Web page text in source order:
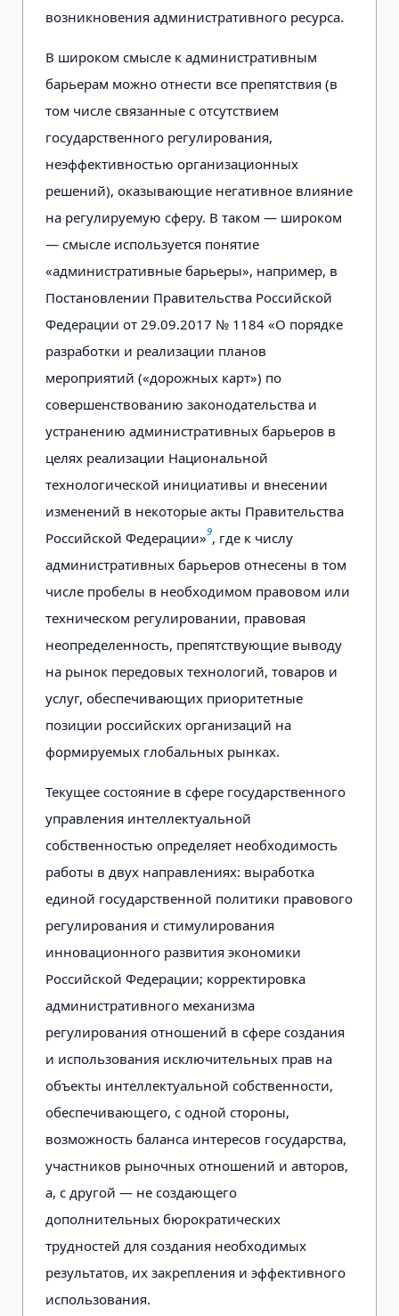
возникновения административного ресурса.
В широком смысле к административным
барьерам можно отнести все препятствия (в
том числе связанные с отсутствием
государственного регулирования,
неэффективностью организационных
решений), оказывающие негативное влияние
на регулируемую сферу. В таком — широком
— смысле используется понятие
«административные барьеры», например, в
Постановлении Правительства Российской
Федерации от 29.09.2017 № 1184 «О порядке
разработки и реализации планов
мероприятий («дорожных карт») по
совершенствованию законодательства и
устранению административных барьеров в
целях реализации Национальной
технологической инициативы и внесении
изменений в некоторые акты Правительства
Российской Федерации»9, где к числу
административных барьеров отнесены в том
числе пробелы в необходимом правовом или
техническом регулировании, правовая
неопределенность, препятствующие выводу
на рынок передовых технологий, товаров и
услуг, обеспечивающих приоритетные
позиции российских организаций на
формируемых глобальных рынках.
Текущее состояние в сфере государственного
управления интеллектуальной
собственностью определяет необходимость
работы в двух направлениях: выработка
единой государственной политики правового
регулирования и стимулирования
инновационного развития экономики
Российской Федерации; корректировка
административного механизма
регулирования отношений в сфере создания
и использования исключительных прав на
объекты интеллектуальной собственности,
обеспечивающего, с одной стороны,
возможность баланса интересов государства,
участников рыночных отношений и авторов,
а, с другой — не создающего
дополнительных бюрократических
трудностей для создания необходимых
результатов, их закрепления и эффективного
использования.